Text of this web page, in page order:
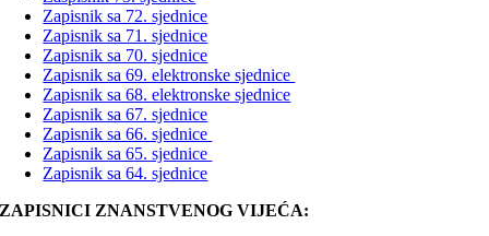
Zapisnik sa 72. sjednice
Zapisnik sa 71. sjednice
Zapisnik sa 70. sjednice
Zapisnik sa 69. elektronske sjednice
Zapisnik sa 68. elektronske sjednice
Zapisnik sa 67. sjednice
Zapisnik sa 66. sjednice
Zapisnik sa 65. sjednice
Zapisnik sa 64. sjednice
ZAPISNICI ZNANSTVENOG VIJEĆA: